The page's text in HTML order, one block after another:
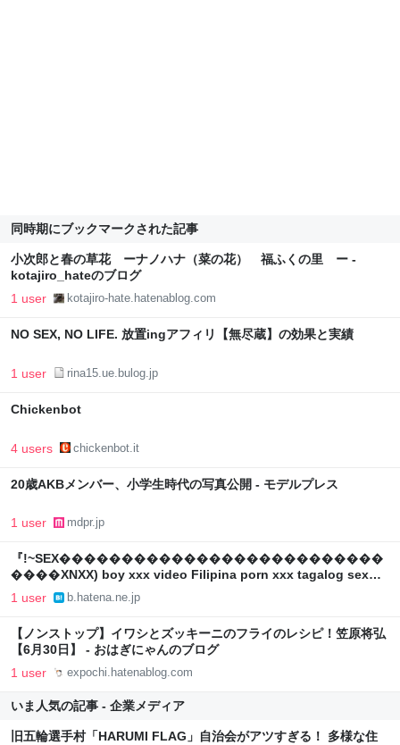
同時期にブックマークされた記事
小次郎と春の草花 ーナノハナ（菜の花） 福ふくの里 ー -
kotajiro_hateのブログ
1 user kotajiro-hate.hatenablog.com
NO SEX, NO LIFE. 放置ingアフィリ【無尽蔵】の効果と実績
1 user rina15.ue.bulog.jp
Chickenbot
4 users chickenbot.it
20歳AKBメンバー、小学生時代の写真公開 - モデルプレス
1 user mdpr.jp
『!~SEX��������������������������
����XNXX) boy xxx video Filipina porn xxx tagalog sex
video porn videos boy xxx video』へのコメント
1 user b.hatena.ne.jp
【ノンストップ】イワシとズッキーニのフライのレシピ！笠原将弘
【6月30日】 - おはぎにゃんのブログ
1 user expochi.hatenablog.com
いま人気の記事 - 企業メディア
旧五輪選手村「HARUMI FLAG」自治会がアツすぎる！ 多様な住